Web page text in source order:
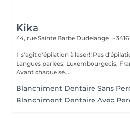
Kika
44, rue Sainte Barbe Dudelange L-3416
Il s'agit d'épilation à laser!! Pas d'épilation à la cire ni au fil!
Langues parlées: Luxembourgeois,
Avant chaque sé...
Blanchiment Dentaire Sans
Blanchiment Dentaire Avec